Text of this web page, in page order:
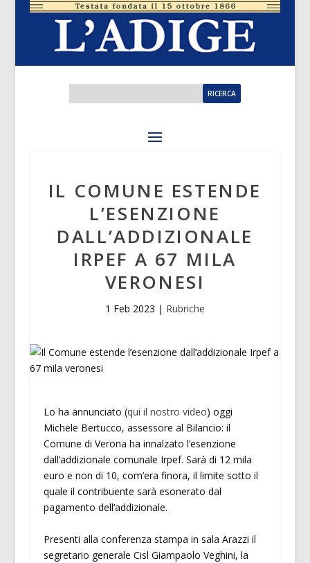
IL COMUNE ESTENDE
L’ESENZIONE
DALL’ADDIZIONALE
IRPEF A 67 MILA
VERONESI
1 Feb 2023 | Rubriche
Lo ha annunciato (qui il nostro video) oggi
Michele Bertucco, assessore al Bilancio: il
Comune di Verona ha innalzato l’esenzione
dall’addizionale comunale Irpef. Sarà di 12 mila
euro e non di 10, com’era finora, il limite sotto il
quale il contribuente sarà esonerato dal
pagamento dell’addizionale.
Presenti alla conferenza stampa in sala Arazzi il
segretario generale Cisl Giampaolo Veghini, la